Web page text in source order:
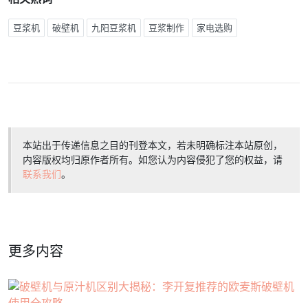
豆浆机 破壁机 九阳豆浆机 豆浆制作 家电选购
本站出于传递信息之目的刊登本文，若未明确标注本站原创，
内容版权均归原作者所有。如您认为内容侵犯了您的权益，请
联系我们。
更多内容